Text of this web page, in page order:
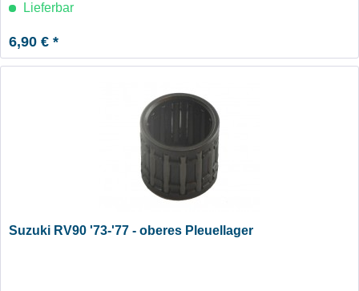
Lieferbar
6,90 € *
Suzuki RV90 '73-'77 - oberes Pleuellager